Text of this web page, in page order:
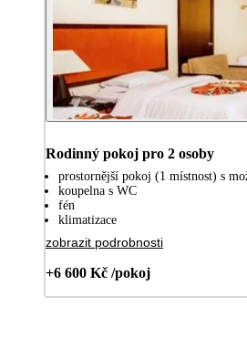
Rodinný pokoj pro 2 osoby
prostornější pokoj (1 místnost) s
koupelna s WC
fén
klimatizace
zobrazit podrobnosti
+6 600 Kč /pokoj